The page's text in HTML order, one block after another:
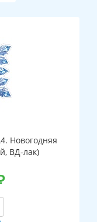
Новогодняя
ВД-лак)